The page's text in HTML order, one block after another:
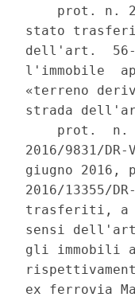
prot. n.
stato
dell'art.  56-
l'immobile
«terreno
strada
prot.  n.
2016/9831/
giugno 2016,
2016/13355/
trasferiti, a
sensi
gli immobili
ex ferrovia